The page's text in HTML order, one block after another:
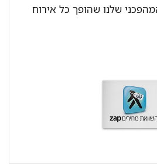
שלנו שהופך כל אירוח